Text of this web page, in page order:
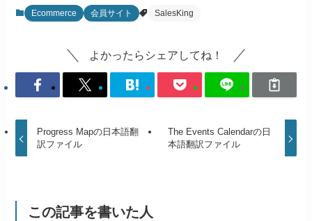
Ecommerce 会員サイト SalesKing
よかったらシェアしてね！
Progress Mapの日本語翻
訳ファイル
The Events Calendarの日
本語翻訳ファイル
この記事を書いた人